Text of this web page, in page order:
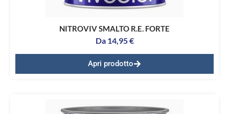
NITROVIV SMALTO R.E. FORTE
Da 14,95€
Apri prodotto